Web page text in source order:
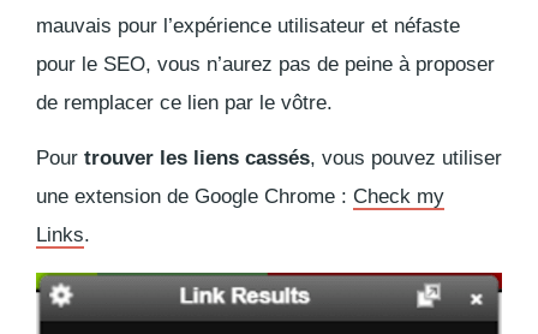
mauvais pour l’expérience utilisateur et néfaste
pour le SEO, vous n’aurez pas de peine à proposer
de remplacer ce lien par le vôtre.
Pour trouver les liens cassés, vous pouvez utiliser
une extension de Google Chrome : Check my
Links.